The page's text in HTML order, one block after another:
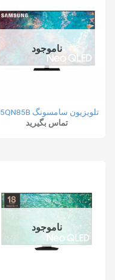
ناموجود
تلویزیون سامسونگ 75QN85B
تماس بگیرید
ناموجود